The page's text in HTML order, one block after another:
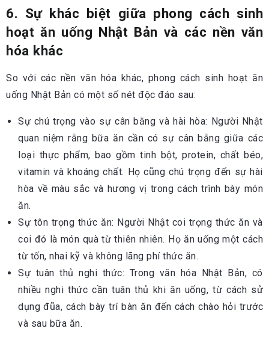
6. Sự khác biệt giữa phong cách sinh
hoạt ăn uống Nhật Bản và các nền văn
hóa khác
So với các nền văn hóa khác, phong cách sinh hoạt ăn
uống Nhật Bản có một số nét độc đáo sau:
Sự chú trọng vào sự cân bằng và hài hòa: Người Nhật
quan niệm rằng bữa ăn cần có sự cân bằng giữa các
loại thực phẩm, bao gồm tinh bột, protein, chất béo,
vitamin và khoáng chất. Họ cũng chú trọng đến sự hài
hòa về màu sắc và hương vị trong cách trình bày món
ăn.
Sự tôn trọng thức ăn: Người Nhật coi trọng thức ăn và
coi đó là món quà từ thiên nhiên. Họ ăn uống một cách
từ tốn, nhai kỹ và không lãng phí thức ăn.
Sự tuân thủ nghi thức: Trong văn hóa Nhật Bản, có
nhiều nghi thức cần tuân thủ khi ăn uống, từ cách sử
dụng đũa, cách bày trí bàn ăn đến cách chào hỏi trước
và sau bữa ăn.